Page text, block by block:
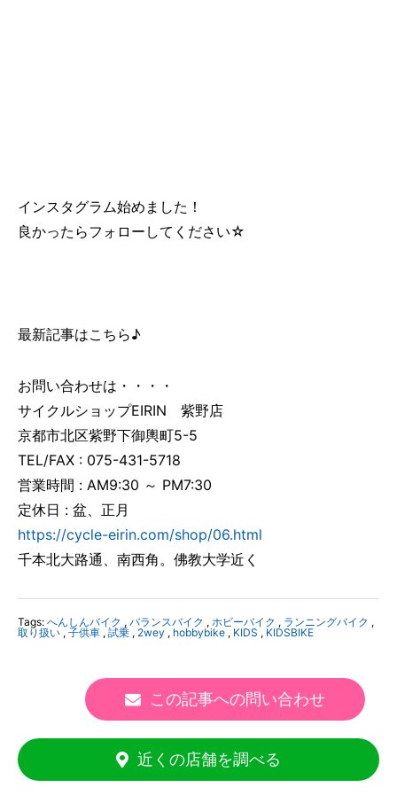
インスタグラム始めました！
良かったらフォローしてください☆
最新記事はこちら♪
お問い合わせは・・・・
サイクルショップEIRIN 紫野店
京都市北区紫野下御輿町5-5
TEL/FAX : 075-431-5718
営業時間 : AM9:30 ～ PM7:30
定休日 : 盆、正月
https://cycle-eirin.com/shop/06.html
千本北大路通、南西角。佛教大学近く
Tags: へんしんバイク , バランスバイク , ホビーバイク , ランニングバイク ,
取り扱い , 子供車 , 試乗 , 2wey , hobbybike , KIDS , KIDSBIKE
この記事への問い合わせ
近くの店舗を調べる